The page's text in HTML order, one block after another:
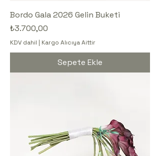
Bordo Gala 2026 Gelin Buketi
Fiyat
₺3.700,00
KDV dahil | Kargo Alıcıya Aittir
Sepete Ekle